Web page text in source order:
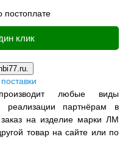
постоплате
клик
любые виды
реализации партнёрам в
на изделие марки ЛМ
товар на сайте или по